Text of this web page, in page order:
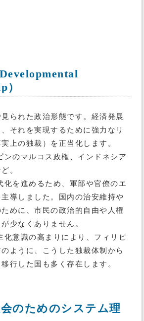
られた政治形態です。経済発展
それを実現するために強力なリ
上の独裁）を正当化します。
ンのマルコス政権、インドネシア
。
化を進めるため、軍部や官僚のエ
導しました。国内の治安維持や
めに、市民の政治的自由や人権
少なくありません。
化意識の高まりにより、フィリピ
ように、こうした独裁体制から
行した国も多く存在します。
のためのシステム理